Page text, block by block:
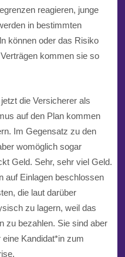
reagieren, junge
in bestimmten
können oder das Risiko
kommen sie so
die Versicherer als
auf den Plan kommen
Im Gegensatz zu den
womöglich sogar
Geld. Sehr, sehr viel Geld.
auf Einlagen beschlossen
die laut darüber
zu lagern, weil das
zu bezahlen. Sie sind aber
Kandidat*in zum